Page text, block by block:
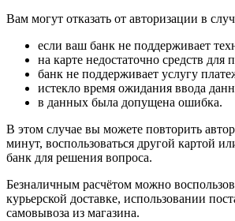
Вам могут отказать от авторизации в
если ваш банк не поддерживает
на карте недостаточно средств для
банк не поддерживает услугу
истекло время ожидания ввода
в данных была допущена ошибка.
В этом случае вы можете повторить
минут, воспользоваться другой картой
банк для решения вопроса.
Безналичным расчётом можно
курьерской доставке, использовании
самовывоза из магазина.